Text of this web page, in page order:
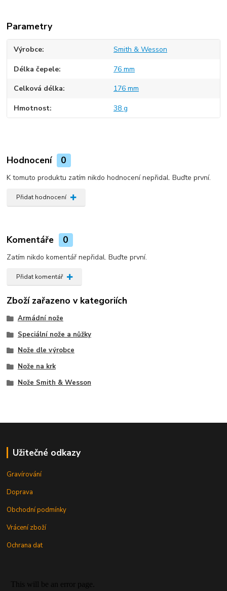
Parametry
Výrobce Smith & Wesson
Délka čepele 76 mm
Celková délka 176 mm
Hmotnost 38 g
Hodnocení 0
K tomuto produktu zatím nikdo hodnocení nepřidal. Buďte první.
Přidat hodnocení
Komentáře 0
Zatím nikdo komentář nepřidal. Buďte první.
Přidat komentář
Zboží zařazeno v kategoriích
Armádní nože
Speciální nože a nůžky
Nože dle výrobce
Nože na krk
Nože Smith & Wesson
Užitečné odkazy
Gravírování
Doprava
Obchodní podmínky
Vrácení zboží
Ochrana dat